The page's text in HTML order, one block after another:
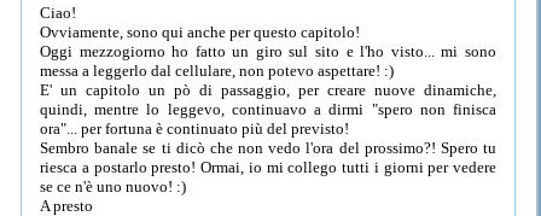
Ciao!
Ovviamente, sono qui anche per questo capitolo!
Oggi mezzogiorno ho fatto un giro sul sito e l'ho visto... mi sono
messa a leggerlo dal cellulare, non potevo aspettare! :)
E' un capitolo un pò di passaggio, per creare nuove dinamiche,
quindi, mentre lo leggevo, continuavo a dirmi "spero non finisca
ora"... per fortuna è continuato più del previsto!
Sembro banale se ti dicò che non vedo l'ora del prossimo?! Spero tu
riesca a postarlo presto! Ormai, io mi collego tutti i giorni per vedere
se ce n'è uno nuovo! :)
A presto